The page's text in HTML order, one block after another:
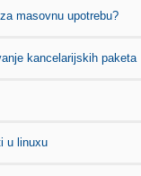
masovnu upotrebu?
kancelarijskih paketa
u linuxu